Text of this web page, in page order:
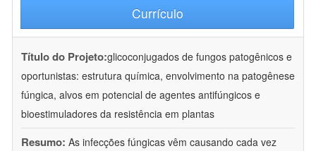
Currículo
Título do Projeto:glicoconjugados de fungos patogênicos e
oportunistas: estrutura química, envolvimento na patogênese
fúngica, alvos em potencial de agentes antifúngicos e
bioestimuladores da resistência em plantas
Resumo: As infecções fúngicas vêm causando cada vez